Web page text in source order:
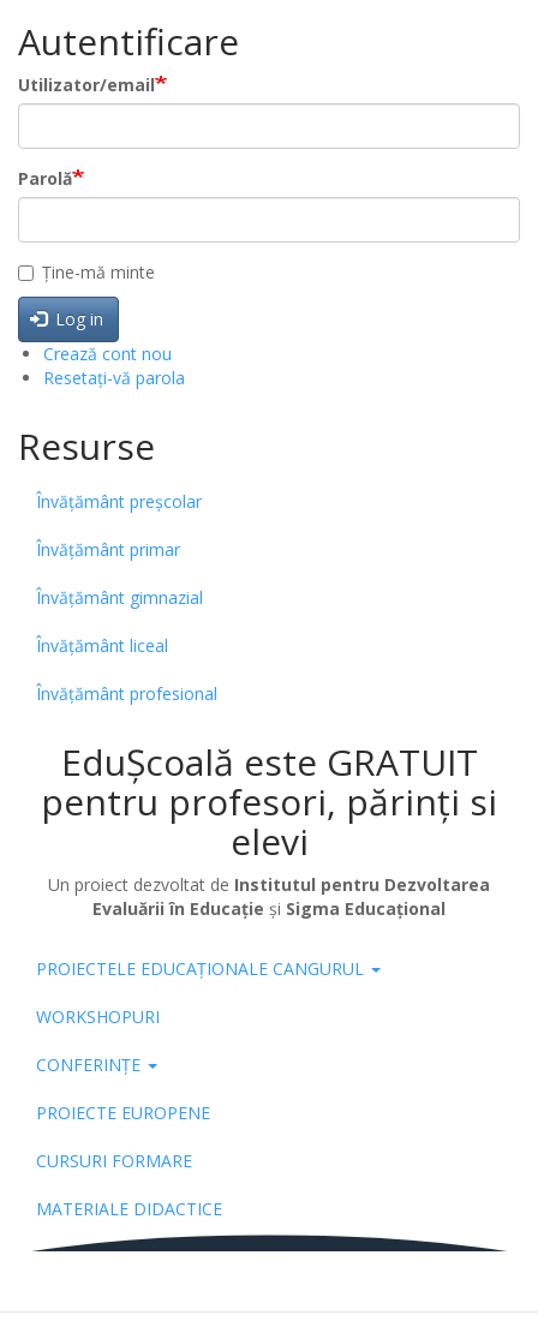
Autentificare
Utilizator/email
Parolă
Ține-mă minte
Log in
Crează cont nou
Resetați-vă parola
Resurse
Învățământ preșcolar
Învățământ primar
Învățământ gimnazial
Învățământ liceal
Învățământ profesional
EduȘcoală este GRATUIT
pentru profesori, părinți si
elevi
Un proiect dezvoltat de Institutul pentru Dezvoltarea
Evaluării în Educație și Sigma Educațional
Pub
PROIECTELE EDUCAȚIONALE CANGURUL
WORKSHOPURI
CONFERINȚE
PROIECTE EUROPENE
CURSURI FORMARE
MATERIALE DIDACTICE